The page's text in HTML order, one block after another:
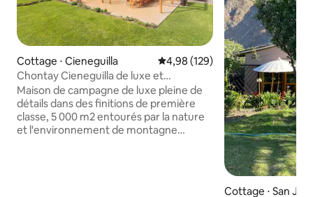
Cottage ⋅ Cieneguilla Évaluation moyenne sur la
4,98 (129)
Chontay Cieneguilla de luxe et
charmant !
Maison de campagne de luxe pleine de
détails dans des finitions de première
classe, 5 000 m2 entourés par la nature
et l'environnement de montagne
Cottage ⋅ San